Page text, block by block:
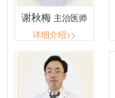
谢秋梅 主治医师
详细介绍>>